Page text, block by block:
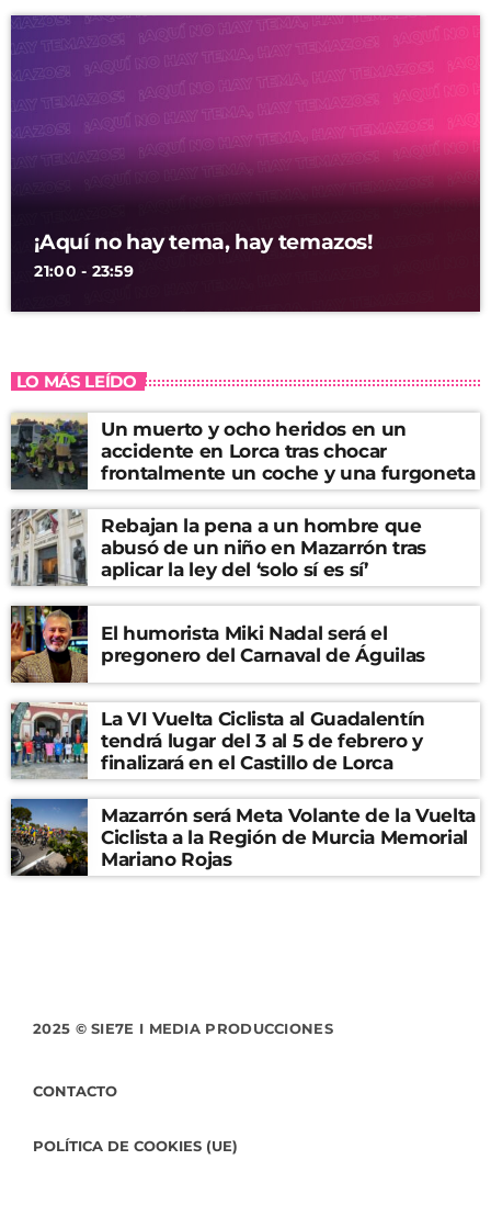
¡Aquí no hay tema, hay temazos!
21:00 - 23:59
LO MÁS LEÍDO
Un muerto y ocho heridos en un
accidente en Lorca tras chocar
frontalmente un coche y una furgoneta
Rebajan la pena a un hombre que
abusó de un niño en Mazarrón tras
aplicar la ley del ‘solo sí es sí’
El humorista Miki Nadal será el
pregonero del Carnaval de Águilas
La VI Vuelta Ciclista al Guadalentín
tendrá lugar del 3 al 5 de febrero y
finalizará en el Castillo de Lorca
Mazarrón será Meta Volante de la Vuelta
Ciclista a la Región de Murcia Memorial
Mariano Rojas
2025 © SIE7E I MEDIA PRODUCCIONES
CONTACTO
POLÍTICA DE COOKIES (UE)